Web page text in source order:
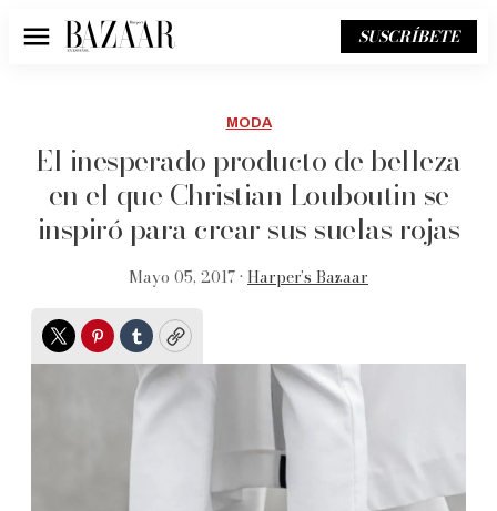
Menú SUSCRÍBETE
MODA
El inesperado producto de belleza
en el que Christian Louboutin se
inspiró para crear sus suelas rojas
Mayo 05, 2017 • Harper’s Bazaar
TwitterPinterest
TumblrCopy